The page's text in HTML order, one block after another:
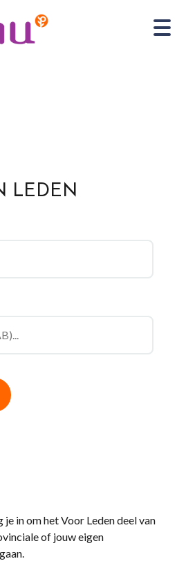
LEDEN
in om het Voor Leden deel van
of jouw eigen